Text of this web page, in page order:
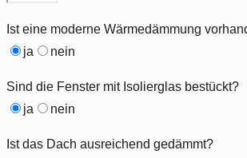
Ist eine moderne Wärmedämmung
ja
nein
Sind die Fenster mit Isolierglas bestückt?
ja
nein
Ist das Dach ausreichend gedämmt?